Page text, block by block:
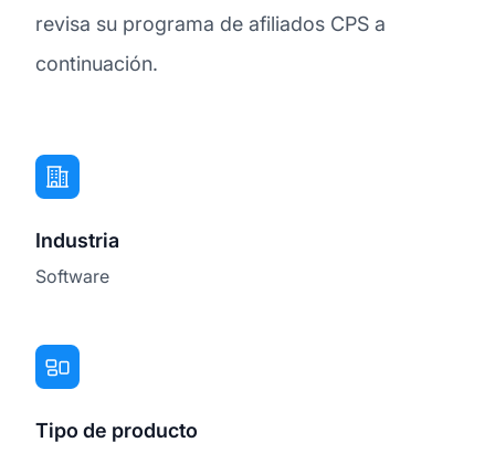
revisa su programa de afiliados CPS a
continuación.
Industria
Software
Tipo de producto